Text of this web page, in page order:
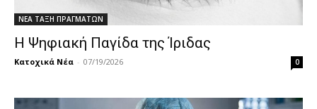
ΝΕΑ ΤΑΞΗ ΠΡΑΓΜΑΤΩΝ
Η Ψηφιακή Παγίδα της Ίριδας
Κατοχικά Νέα - 07/19/2026 0